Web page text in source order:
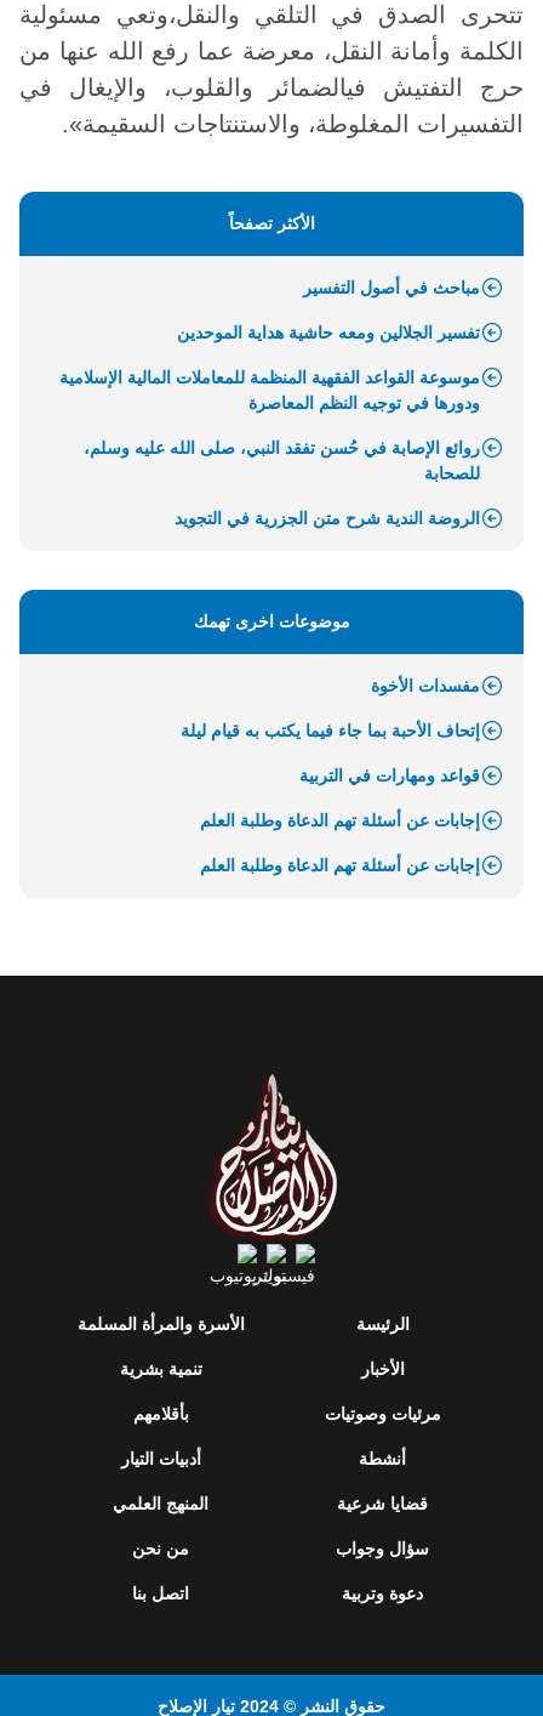
تتحرى الصدق في التلقي والنقل،وتعي مسئولية
الكلمة وأمانة النقل، معرضة عما رفع الله عنها من
حرج التفتيش فيالضمائر والقلوب، والإيغال في
التفسيرات المغلوطة، والاستنتاجات السقيمة».
الأكثر تصفحاً
مباحث في أصول التفسير
تفسير الجلالين ومعه حاشية هداية الموحدين
موسوعة القواعد الفقهية المنظمة للمعاملات المالية الإسلامية
ودورها في توجيه النظم المعاصرة
روائع الإصابة في حُسن تفقد النبي، صلى الله عليه وسلم،
للصحابة
الروضة الندية شرح متن الجزرية في التجويد
موضوعات اخرى تهمك
مفسدات الأخوة
إتحاف الأحبة بما جاء فيما يكتب به قيام ليلة
قواعد ومهارات في التربية
إجابات عن أسئلة تهم الدعاة وطلبة العلم
إجابات عن أسئلة تهم الدعاة وطلبة العلم
الرئيسة
الأخبار
مرئيات وصوتيات
أنشطة
قضايا شرعية
سؤال وجواب
دعوة وتربية
الأسرة والمرأة المسلمة
تنمية بشرية
بأقلامهم
أدبيات التيار
المنهج العلمي
من نحن
اتصل بنا
حقوق النشر © 2024 تيار الإصلاح